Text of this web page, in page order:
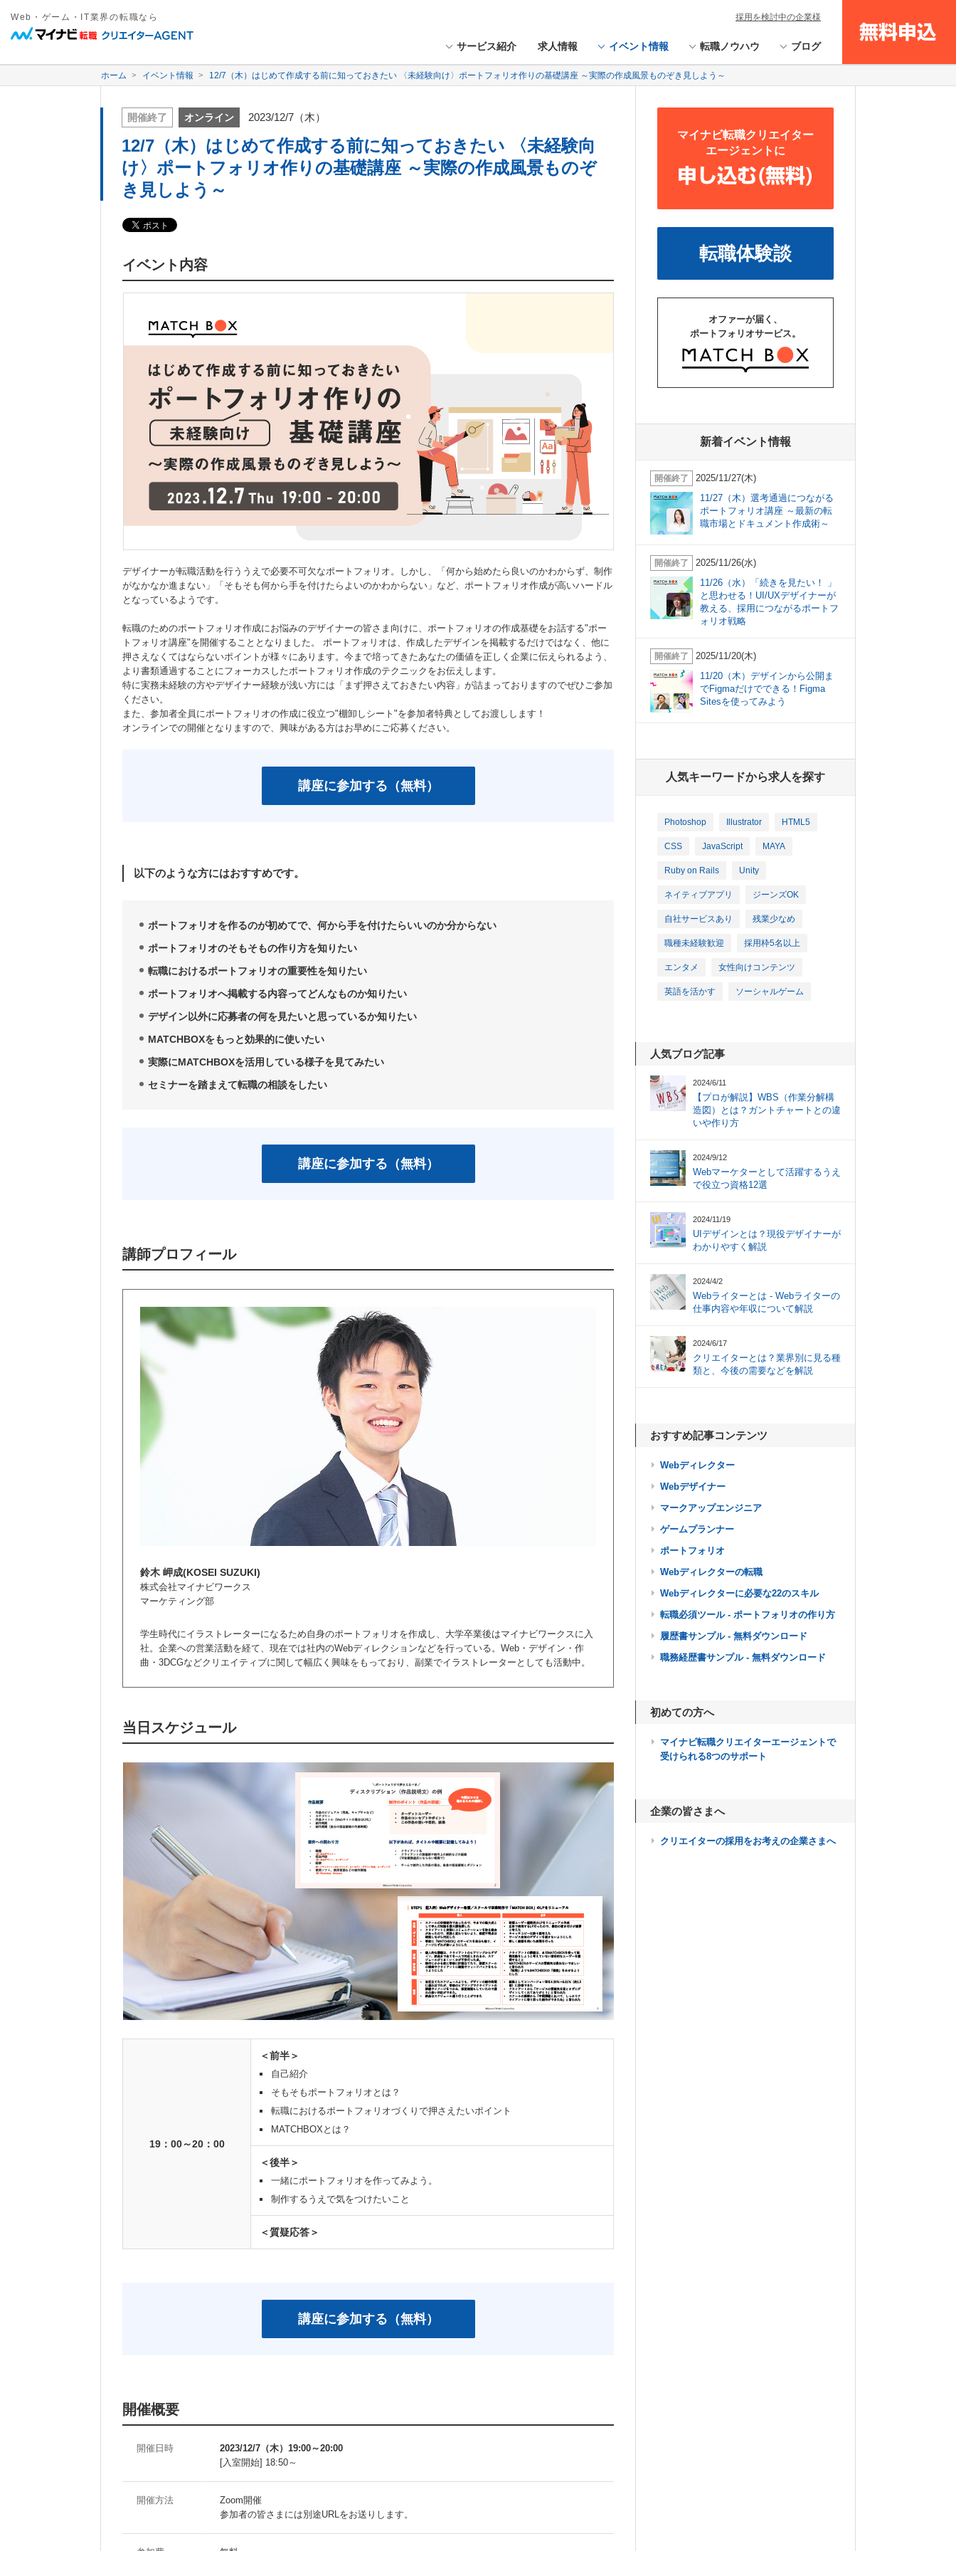
Web・ゲーム・IT業界の転職なら
サービス紹介 求人情報 イベント情報 転職ノウハウ ブログ
無料申込
採用を検討中の企業様
ホーム イベント情報 12/7（木）はじめて作成する前に知っておきたい 〈未経験向け〉ポートフォリオ作りの基礎講座 ～実際の作成風景ものぞき見しよう～
開催終了 オンライン 2023/12/7（木）
12/7（木）はじめて作成する前に知っておきたい 〈未経験向
け〉ポートフォリオ作りの基礎講座 ～実際の作成風景ものぞ
き見しよう～
イベント内容
デザイナーが転職活動を行ううえで必要不可欠なポートフォリオ。しかし、「何から始めたら良いのかわからず、制作
がなかなか進まない」「そもそも何から手を付けたらよいのかわからない」など、ポートフォリオ作成が高いハードル
となっているようです。
転職のためのポートフォリオ作成にお悩みのデザイナーの皆さま向けに、ポートフォリオの作成基礎をお話する"ポー
トフォリオ講座"を開催することとなりました。 ポートフォリオは、作成したデザインを掲載するだけではなく、他に
押さえなくてはならないポイントが様々にあります。今まで培ってきたあなたの価値を正しく企業に伝えられるよう、
より書類通過することにフォーカスしたポートフォリオ作成のテクニックをお伝えします。
特に実務未経験の方やデザイナー経験が浅い方には「まず押さえておきたい内容」が詰まっておりますのでぜひご参加
ください。
また、参加者全員にポートフォリオの作成に役立つ"棚卸しシート"を参加者特典としてお渡しします！
オンラインでの開催となりますので、興味がある方はお早めにご応募ください。
講座に参加する（無料）
以下のような方にはおすすめです。
ポートフォリオを作るのが初めてで、何から手を付けたらいいのか分からない
ポートフォリオのそもそもの作り方を知りたい
転職におけるポートフォリオの重要性を知りたい
ポートフォリオへ掲載する内容ってどんなものか知りたい
デザイン以外に応募者の何を見たいと思っているか知りたい
MATCHBOXをもっと効果的に使いたい
実際にMATCHBOXを活用している様子を見てみたい
セミナーを踏まえて転職の相談をしたい
講座に参加する（無料）
講師プロフィール
鈴木 岬成(KOSEI SUZUKI)
株式会社マイナビワークス
マーケティング部
学生時代にイラストレーターになるため自身のポートフォリオを作成し、大学卒業後はマイナビワークスに入
社。企業への営業活動を経て、現在では社内のWebディレクションなどを行っている。Web・デザイン・作
曲・3DCGなどクリエイティブに関して幅広く興味をもっており、副業でイラストレーターとしても活動中。
当日スケジュール
19：00～20：00
＜前半＞
自己紹介
そもそもポートフォリオとは？
転職におけるポートフォリオづくりで押さえたいポイント
MATCHBOXとは？
＜後半＞
一緒にポートフォリオを作ってみよう。
制作するうえで気をつけたいこと
＜質疑応答＞
開催概要
開催日時
2023/12/7（木）19:00～20:00
[入室開始] 18:50～
開催方法
Zoom開催
参加者の皆さまには別途URLをお送りします。
マイナビ転職クリエイター
エージェントに
申し込む(無料)
転職体験談
オファーが届く、
ポートフォリオサービス。
新着イベント情報
開催終了
2025/11/27(木)
11/27（木）選考通過につながる
ポートフォリオ講座 ～最新の転
職市場とドキュメント作成術～
開催終了
2025/11/26(水)
11/26（水）「続きを見たい！ 」
と思わせる！UI/UXデザイナーが
教える、採用につながるポートフ
ォリオ戦略
開催終了
2025/11/20(木)
11/20（木）デザインから公開ま
でFigmaだけでできる！Figma
Sitesを使ってみよう
人気キーワードから求人を探す
Photoshop Illustrator HTML5
CSS JavaScript MAYA
Ruby on Rails Unity
ネイティブアプリ ジーンズOK
自社サービスあり 残業少なめ
職種未経験歓迎 採用枠5名以上
エンタメ 女性向けコンテンツ
英語を活かす ソーシャルゲーム
人気ブログ記事
2024/6/11
【プロが解説】WBS（作業分解構
造図）とは？ガントチャートとの違
いや作り方
2024/9/12
Webマーケターとして活躍するうえ
で役立つ資格12選
2024/11/19
UIデザインとは？現役デザイナーが
わかりやすく解説
2024/4/2
Webライターとは - Webライターの
仕事内容や年収について解説
2024/6/17
クリエイターとは？業界別に見る種
類と、今後の需要などを解説
おすすめ記事コンテンツ
Webディレクター
Webデザイナー
マークアップエンジニア
ゲームプランナー
ポートフォリオ
Webディレクターの転職
Webディレクターに必要な22のスキル
転職必須ツール - ポートフォリオの作り方
履歴書サンプル - 無料ダウンロード
職務経歴書サンプル - 無料ダウンロード
初めての方へ
マイナビ転職クリエイターエージェントで
受けられる8つのサポート
企業の皆さまへ
クリエイターの採用をお考えの企業さまへ